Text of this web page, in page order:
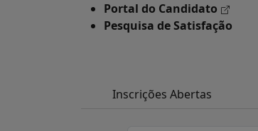
Portal do Candidato
Pesquisa de Satisfação
Inscrições Abertas